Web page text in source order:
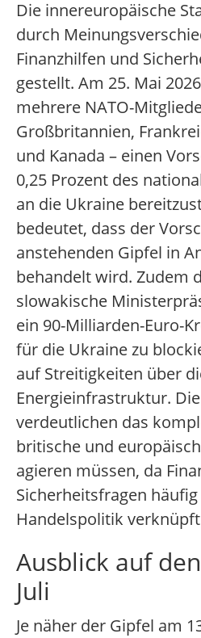
Die innereuropäische
durch
Finanzhilfen und
gestellt. Am 25. Mai
mehrere NATO-
Großbritannien,
und Kanada – einen
0,25 Prozent des
an die Ukraine
bedeutet, dass der
anstehenden Gipfel in
behandelt wird. Zudem
slowakische
ein 90-Milliarden-Euro-
für die Ukraine zu
auf Streitigkeiten über
Energieinfrastruktur.
verdeutlichen das
britische und
agieren müssen, da
Sicherheitsfragen
Handelspolitik
Ausblick auf
Juli
Je näher der Gipfel am